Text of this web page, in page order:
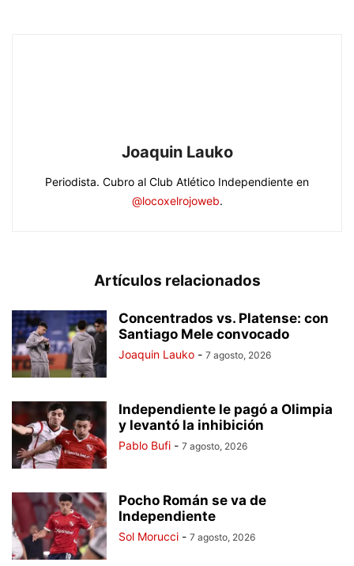
Joaquin Lauko
Periodista. Cubro al Club Atlético Independiente en
@locoxelrojoweb.
Artículos relacionados
Concentrados vs. Platense: con
Santiago Mele convocado
Joaquin Lauko - 7 agosto, 2026
Independiente le pagó a Olimpia
y levantó la inhibición
Pablo Bufi - 7 agosto, 2026
Pocho Román se va de
Independiente
Sol Morucci - 7 agosto, 2026